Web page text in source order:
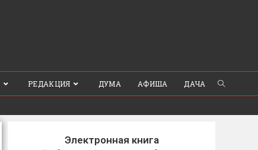
РЕДАКЦИЯ ДУМА АФИША ДАЧА
Электронная книга